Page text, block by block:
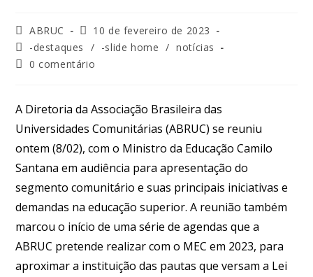
ABRUC
10 de fevereiro de 2023
-destaques
/ -slide home / notícias
0 comentário
A Diretoria da Associação Brasileira das
Universidades Comunitárias (ABRUC) se reuniu
ontem (8/02), com o Ministro da Educação Camilo
Santana em audiência para apresentação do
segmento comunitário e suas principais iniciativas e
demandas na educação superior. A reunião também
marcou o início de uma série de agendas que a
ABRUC pretende realizar com o MEC em 2023, para
aproximar a instituição das pautas que versam a Lei